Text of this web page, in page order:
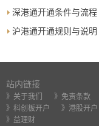
深港通开通条件与流程
沪港通开通规则与说明
站内链接
》关于我们 》免责条款
》科创板开户
》港股开户
》益理财